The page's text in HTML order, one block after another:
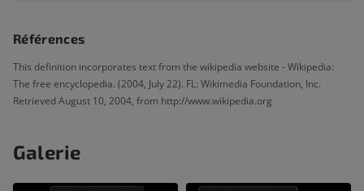
Références
This definition incorporates text from the wikipedia website - Wikipedia:
The free encyclopedia. (2004, July 22). FL: Wikimedia Foundation, Inc.
Retrieved August 10, 2004, from http://www.wikipedia.org
Galerie